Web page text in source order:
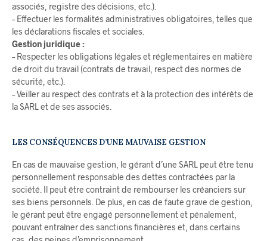
associés, registre des décisions, etc.).
– Effectuer les formalités administratives obligatoires, telles que
les déclarations fiscales et sociales.
Gestion juridique :
– Respecter les obligations légales et réglementaires en matière
de droit du travail (contrats de travail, respect des normes de
sécurité, etc.).
– Veiller au respect des contrats et à la protection des intérêts de
la SARL et de ses associés.
LES CONSÉQUENCES D’UNE MAUVAISE GESTION
En cas de mauvaise gestion, le gérant d’une SARL peut être tenu
personnellement responsable des dettes contractées par la
société. Il peut être contraint de rembourser les créanciers sur
ses biens personnels. De plus, en cas de faute grave de gestion,
le gérant peut être engagé personnellement et pénalement,
pouvant entraîner des sanctions financières et, dans certains